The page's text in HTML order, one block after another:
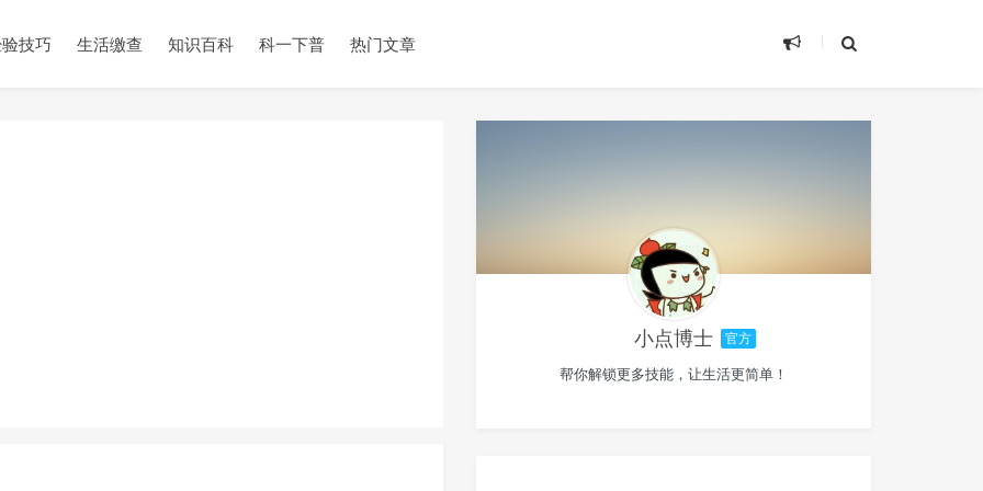
技巧 生活缴查 知识百科 科一下普 热门文章
小点博士 官方
帮你解锁更多技能，让生活更简单！